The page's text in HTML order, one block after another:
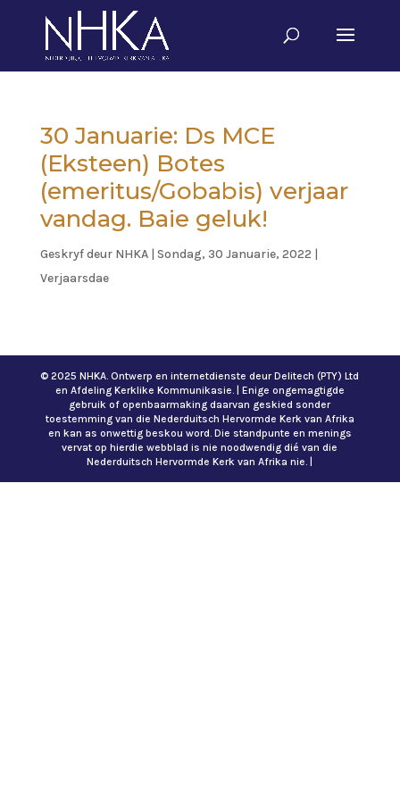
30 Januarie: Ds MCE
(Eksteen) Botes
(emeritus/Gobabis) verjaar
vandag. Baie geluk!
Geskryf deur NHKA| Sondag, 30 Januarie, 2022 |
Verjaarsdae
© 2025 NHKA. Ontwerp en internetdienste deur Delitech (PTY) Ltd
en Afdeling Kerklike Kommunikasie. | Enige ongemagtigde
gebruik of openbaarmaking daarvan geskied sonder
toestemming van die Nederduitsch Hervormde Kerk van Afrika
en kan as onwettig beskou word. Die standpunte en menings
vervat op hierdie webblad is nie noodwendig dié van die
Nederduitsch Hervormde Kerk van Afrika nie. |